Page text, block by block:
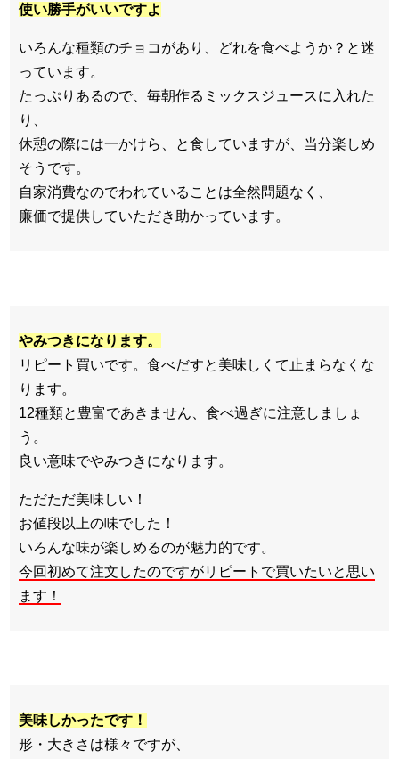
使い勝手がいいですよ
いろんな種類のチョコがあり、どれを食べようか？と迷
っています。
たっぷりあるので、毎朝作るミックスジュースに入れた
り、
休憩の際には一かけら、と食していますが、当分楽しめ
そうです。
自家消費なのでわれていることは全然問題なく、
廉価で提供していただき助かっています。
やみつきになります。
リピート買いです。食べだすと美味しくて止まらなくな
ります。
12種類と豊富であきません、食べ過ぎに注意しましょ
う。
良い意味でやみつきになります。
ただただ美味しい！
お値段以上の味でした！
いろんな味が楽しめるのが魅力的です。
今回初めて注文したのですがリピートで買いたいと思い
ます！
美味しかったです！
形・大きさは様々ですが、